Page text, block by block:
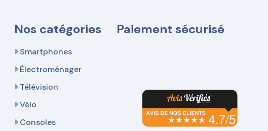
Nos catégories
Smartphones
Électroménager
Télévision
Vélo
Consoles
Paiement sécurisé